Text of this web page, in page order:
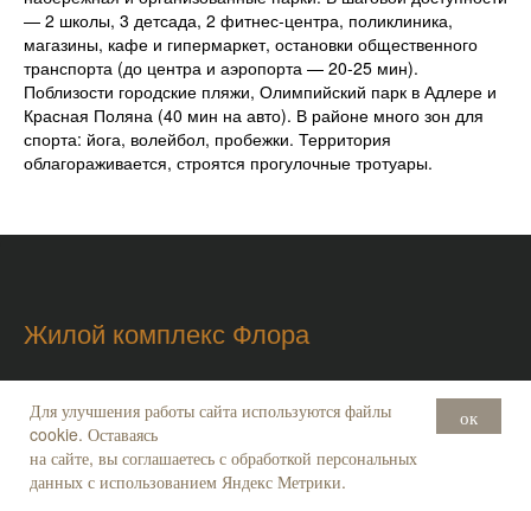
Для улучшения работы сайта используются файлы
cookie. Оставаясь
на сайте, вы соглашаетесь с обработкой персональных
данных с использованием Яндекс Метрики.
ок
— 2 школы, 3 детсада, 2 фитнес-центра, поликлиника,
магазины, кафе и гипермаркет, остановки общественного
транспорта (до центра и аэропорта — 20-25 мин).
Поблизости городские пляжи, Олимпийский парк в Адлере и
Красная Поляна (40 мин на авто). В районе много зон для
спорта: йога, волейбол, пробежки. Территория
облагораживается, строятся прогулочные тротуары.
Жилой комплекс Флора
Время работы: Пн – Пт, 10.00 – 18.00
Отдел продаж:7 (933) 110-96-09